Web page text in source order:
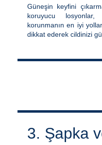
Güneşin keyfini
koruyucu losyonlar,
korunmanın en iyi
dikkat ederek cildinizi
3. Şapka